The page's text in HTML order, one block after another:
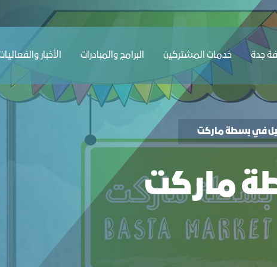
ﺟﺪة ﺧﺪﻣﺎت المشتركين البرامج والمبادرات الأخبار
في بسطة ماركت
ماركت